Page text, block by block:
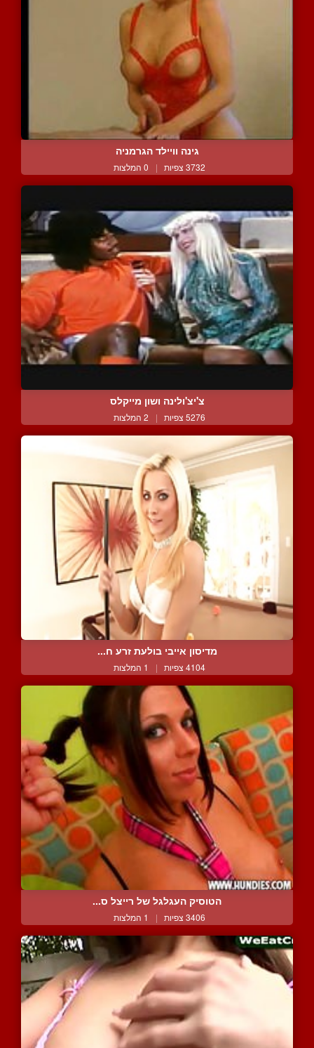
גינה וויילד הגרמניה
3732 צפיות | 0 המלצות
צ'יצ'ולינה ושון מייקלס
5276 צפיות | 2 המלצות
מדיסון אייבי בולעת זרע ח...
4104 צפיות | 1 המלצות
הטוסיק העגלגל של רייצל ס...
3406 צפיות | 1 המלצות